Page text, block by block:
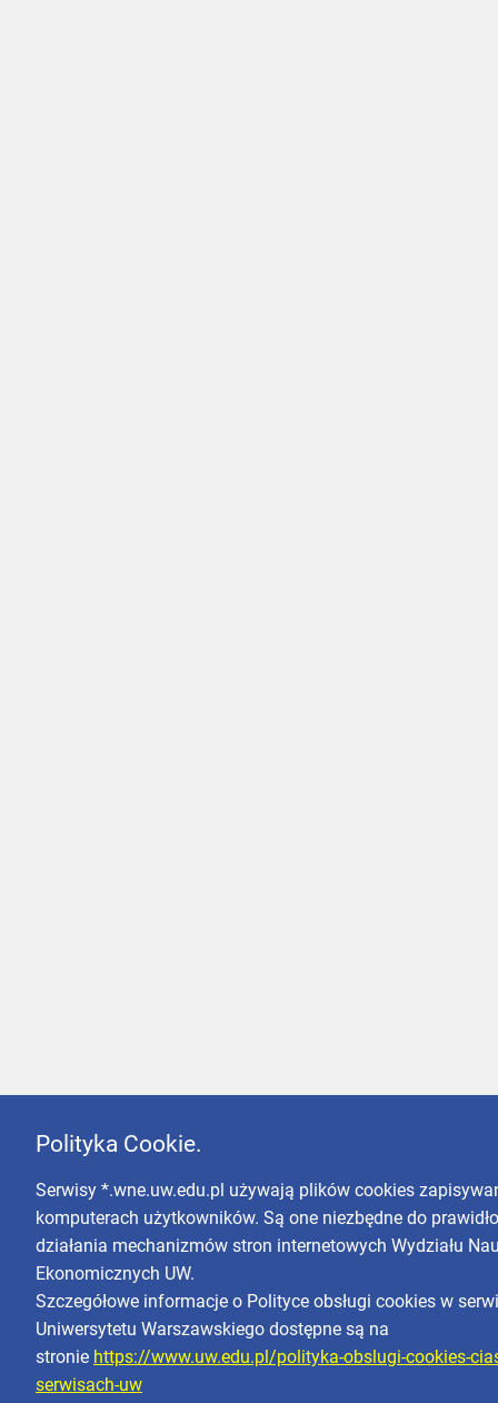
Polityka Cookie.
Serwisy *.wne.uw.edu.pl używają plików cookies
komputerach użytkowników. Są one niezbędne do
działania mechanizmów stron internetowych Wydziału
Ekonomicznych UW.
Szczegółowe informacje o Polityce obsługi cookies w
Uniwersytetu Warszawskiego dostępne są na
stronie https://www.uw.edu.pl/polityka-obslugi-cookies-
serwisach-uw